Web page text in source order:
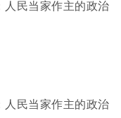
人民当家作主的政治
人民当家作主的政治